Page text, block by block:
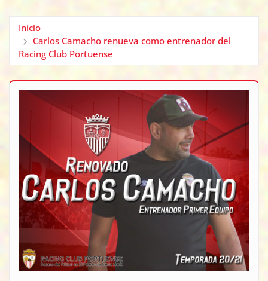
Inicio
Carlos Camacho renueva como entrenador del
Racing Club Portuense